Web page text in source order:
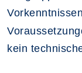
Vorkenntnissen
kein